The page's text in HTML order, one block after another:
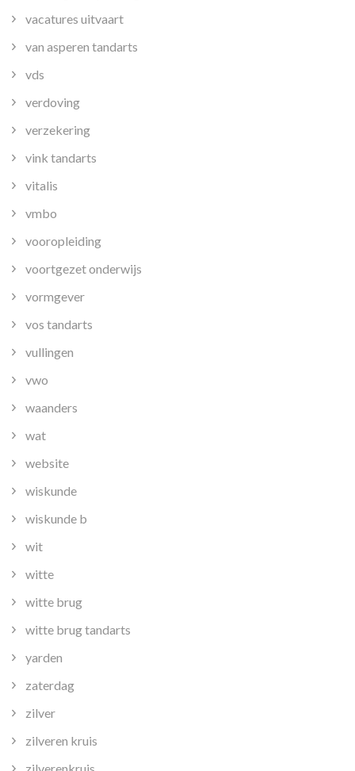
vacatures uitvaart
van asperen tandarts
vds
verdoving
verzekering
vink tandarts
vitalis
vmbo
vooropleiding
voortgezet onderwijs
vormgever
vos tandarts
vullingen
vwo
waanders
wat
website
wiskunde
wiskunde b
wit
witte
witte brug
witte brug tandarts
yarden
zaterdag
zilver
zilveren kruis
zilverenkruis